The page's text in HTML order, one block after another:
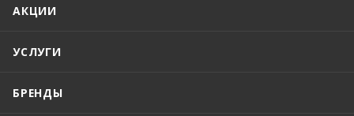
АКЦИИ
УСЛУГИ
БРЕНДЫ